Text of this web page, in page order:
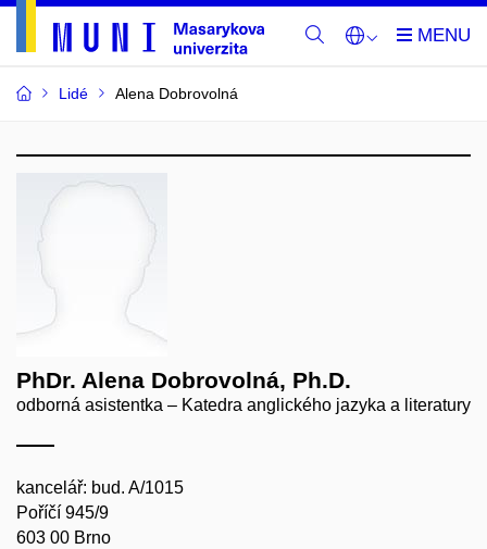
Lidé Alena Dobrovolná
PhDr. Alena Dobrovolná, Ph.D.
odborná asistentka – Katedra anglického jazyka a literatury
kancelář: bud. A/1015
Poříčí 945/9
603 00 Brno